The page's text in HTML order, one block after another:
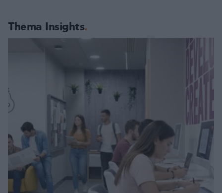
Thema Insights